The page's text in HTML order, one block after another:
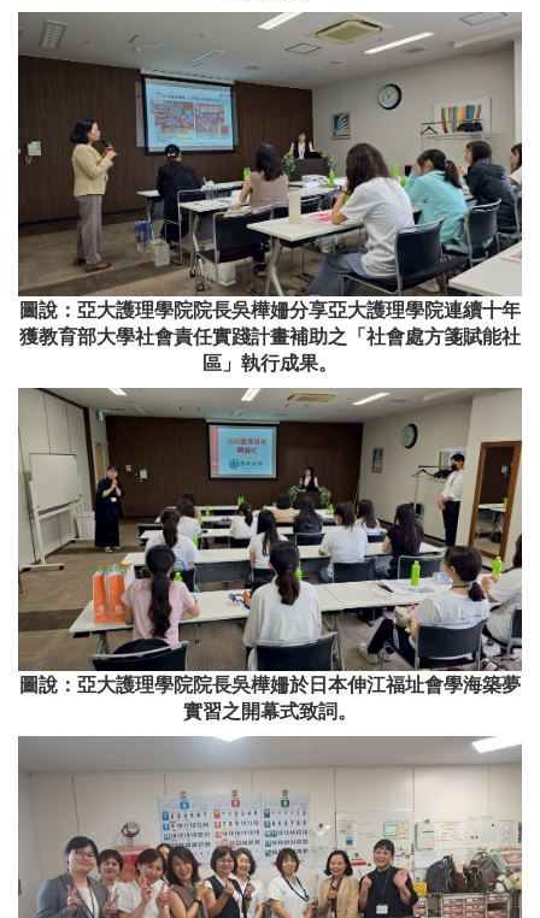
圖說：亞大護理學院院長吳樺姍分享亞大護理學院連續十年
獲教育部大學社會責任實踐計畫補助之「社會處方箋賦能社
區」執行成果。
圖說：亞大護理學院院長吳樺姍於日本伸江福址會學海築夢
實習之開幕式致詞。